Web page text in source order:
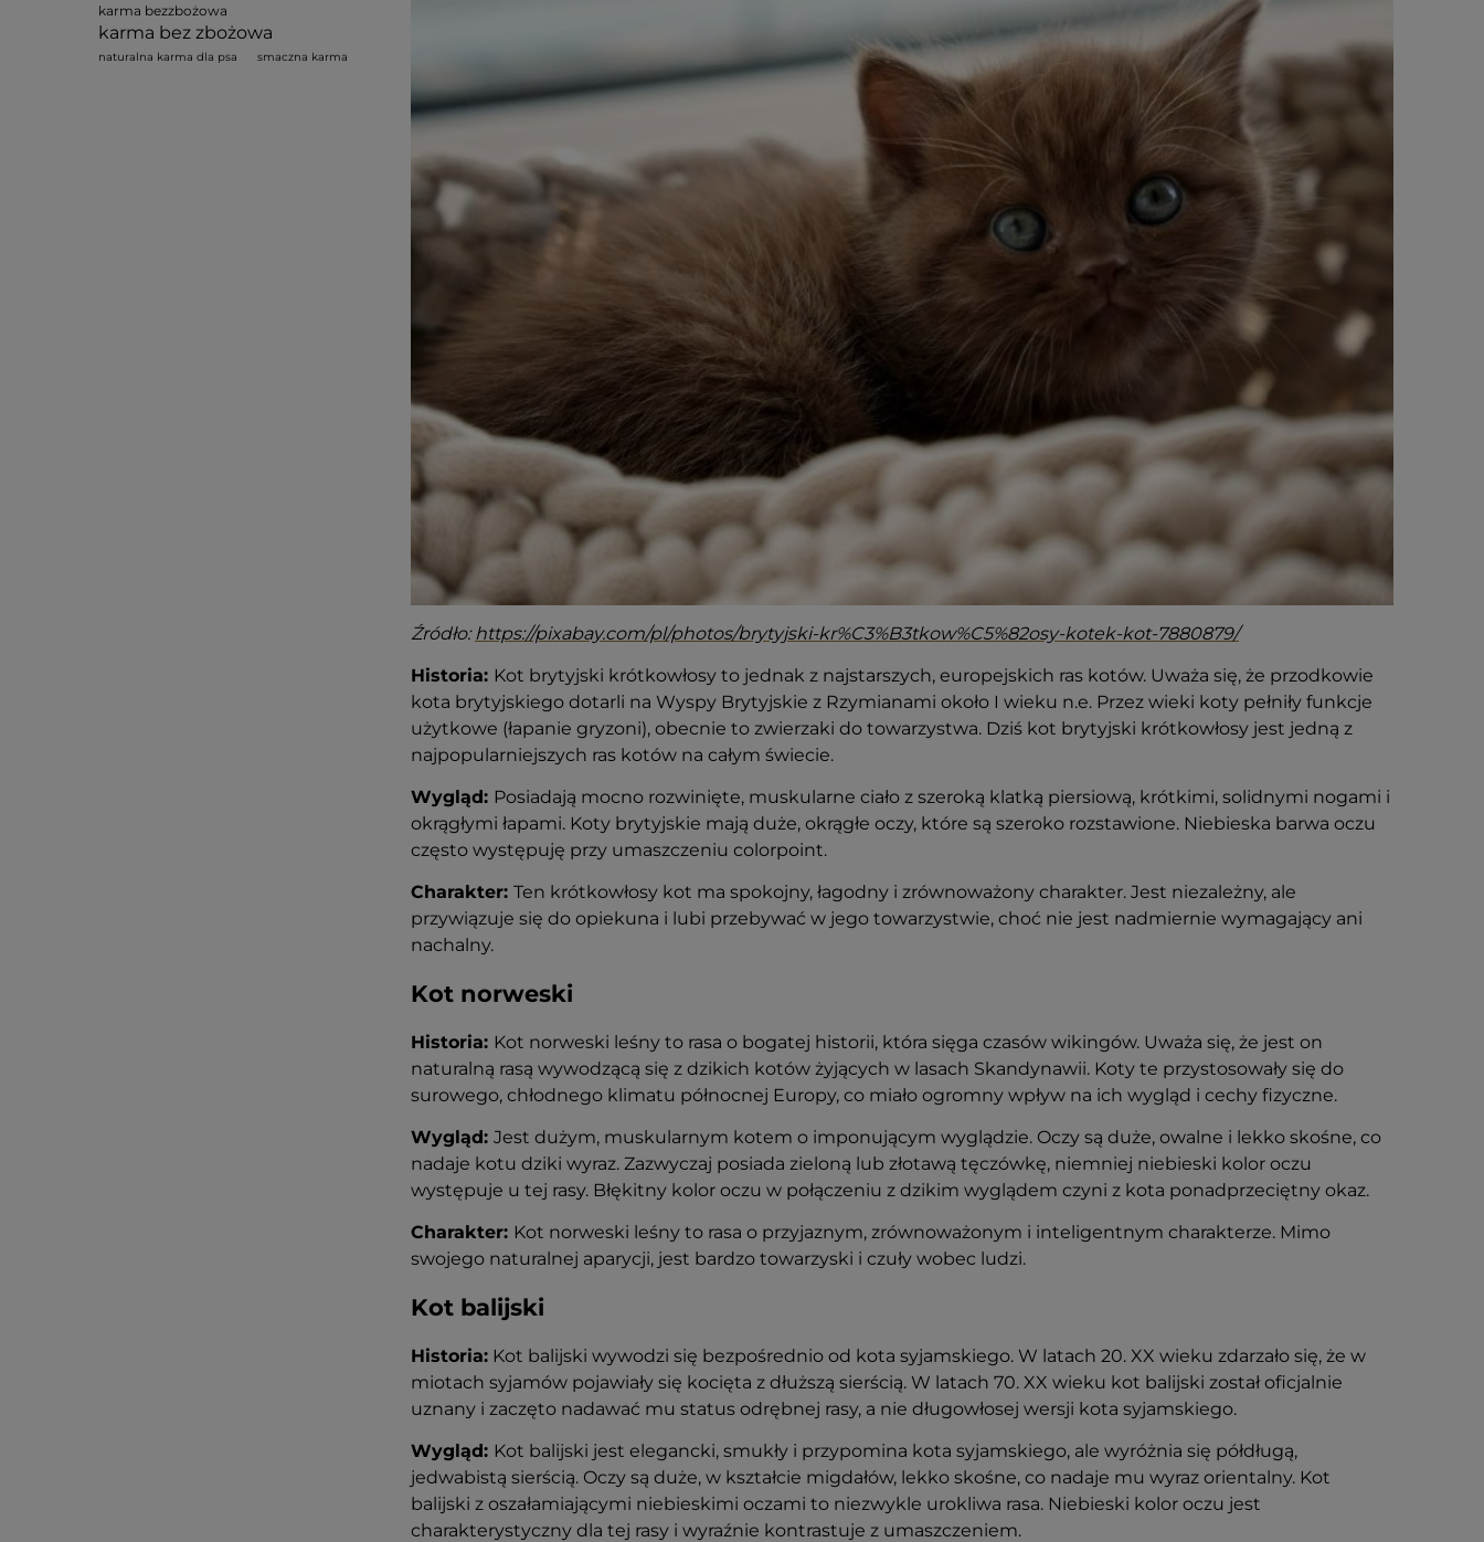
karma bezzbożowa
karma bez zbożowa
naturalna karma dla psa smaczna karma
Źródło:https://pixabay.com/pl/photos/brytyjski-kr%C3%B3tkow%C5%82osy-kotek-kot-7880879/
Historia: Kot brytyjski krótkowłosy to jednak z najstarszych, europejskich ras kotów. Uważa się, że przodkowie
kota brytyjskiego dotarli na Wyspy Brytyjskie z Rzymianami około I wieku n.e. Przez wieki koty pełniły funkcje
użytkowe (łapanie gryzoni), obecnie to zwierzaki do towarzystwa. Dziś kot brytyjski krótkowłosy jest jedną z
najpopularniejszych ras kotów na całym świecie.
Wygląd: Posiadają mocno rozwinięte, muskularne ciało z szeroką klatką piersiową, krótkimi, solidnymi nogami i
okrągłymi łapami. Koty brytyjskie mają duże, okrągłe oczy, które są szeroko rozstawione. Niebieska barwa oczu
często występuję przy umaszczeniu colorpoint.
Charakter: Ten krótkowłosy kot ma spokojny, łagodny i zrównoważony charakter. Jest niezależny, ale
przywiązuje się do opiekuna i lubi przebywać w jego towarzystwie, choć nie jest nadmiernie wymagający ani
nachalny.
Kot norweski
Historia: Kot norweski leśny to rasa o bogatej historii, która sięga czasów wikingów. Uważa się, że jest on
naturalną rasą wywodzącą się z dzikich kotów żyjących w lasach Skandynawii. Koty te przystosowały się do
surowego, chłodnego klimatu północnej Europy, co miało ogromny wpływ na ich wygląd i cechy fizyczne.
Wygląd: Jest dużym, muskularnym kotem o imponującym wyglądzie. Oczy są duże, owalne i lekko skośne, co
nadaje kotu dziki wyraz. Zazwyczaj posiada zieloną lub złotawą tęczówkę, niemniej niebieski kolor oczu
występuje u tej rasy. Błękitny kolor oczu w połączeniu z dzikim wyglądem czyni z kota ponadprzeciętny okaz.
Charakter: Kot norweski leśny to rasa o przyjaznym, zrównoważonym i inteligentnym charakterze. Mimo
swojego naturalnej aparycji, jest bardzo towarzyski i czuły wobec ludzi.
Kot balijski
Historia: Kot balijski wywodzi się bezpośrednio od kota syjamskiego. W latach 20. XX wieku zdarzało się, że w
miotach syjamów pojawiały się kocięta z dłuższą sierścią. W latach 70. XX wieku kot balijski został oficjalnie
uznany i zaczęto nadawać mu status odrębnej rasy, a nie długowłosej wersji kota syjamskiego.
Wygląd: Kot balijski jest elegancki, smukły i przypomina kota syjamskiego, ale wyróżnia się półdługą,
jedwabistą sierścią. Oczy są duże, w kształcie migdałów, lekko skośne, co nadaje mu wyraz orientalny. Kot
balijski z oszałamiającymi niebieskimi oczami to niezwykle urokliwa rasa. Niebieski kolor oczu jest
charakterystyczny dla tej rasy i wyraźnie kontrastuje z umaszczeniem.